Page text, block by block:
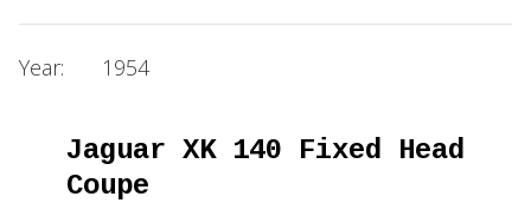
Year: 1954
Jaguar XK 140 Fixed Head
Coupe